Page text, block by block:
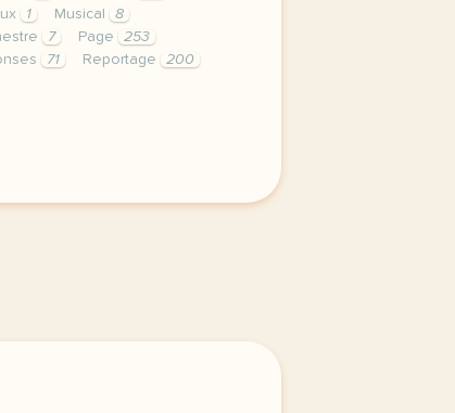
1 Musical
8
7 Page
253
71 Reportage
200